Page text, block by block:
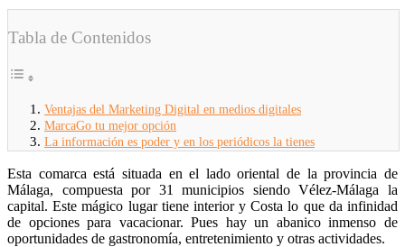
Tabla de Contenidos
Ventajas del Marketing Digital en medios digitales
MarcaGo tu mejor opción
La información es poder y en los periódicos la tienes
Esta comarca está situada en el lado oriental de la provincia de
Málaga, compuesta por 31 municipios siendo Vélez-Málaga la
capital. Este mágico lugar tiene interior y Costa lo que da infinidad
de opciones para vacacionar. Pues hay un abanico inmenso de
oportunidades de gastronomía, entretenimiento y otras actividades.